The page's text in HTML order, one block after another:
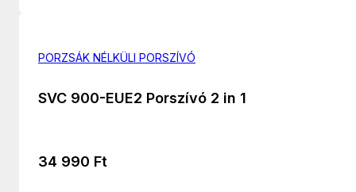
PORZSÁK NÉLKÜLI PORSZÍVÓ
SVC 900-EUE2 Porszívó 2 in 1
34 990 Ft